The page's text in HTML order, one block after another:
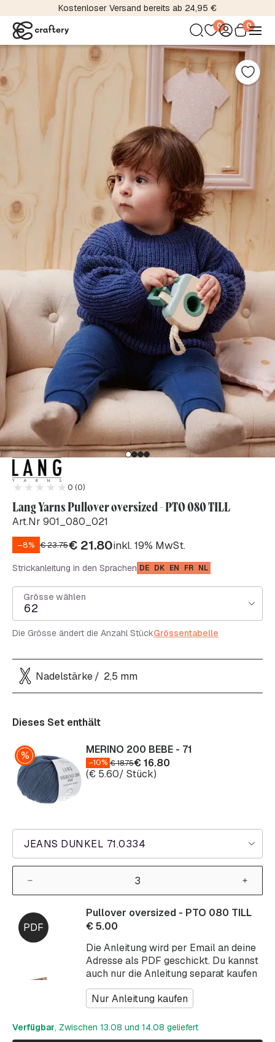
Über 5000 Material- und Farbvariationen
0 0
0 (0)
Lang Yarns Pullover oversized - PTO 080 TILL
Art.Nr 901_080_021
–8% €23.75€ 21.80inkl. 19% MwSt.
Strickanleitung in den Sprachen DE DK EN FR NL
Grösse wählen
62
Die Grösse ändert die Anzahl StückGrössentabelle
Nadelstärke 2,5 mm
Dieses Set enthält
JEANS DUNKEL 71.0334
MERINO 200 BEBE - 71
–10% €18.75€16.80
(€ 5.60/ Stück)
Die Anleitung wird per Email an deine
Adresse als PDF geschickt. Du kannst
auch nur die Anleitung separat kaufen
Nur Anleitung kaufen
Pullover oversized - PTO 080 TILL
€5.00
Verfügbar, Zwischen 13.08 und 14.08 geliefert